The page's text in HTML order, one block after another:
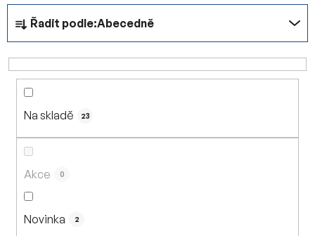
Ř
z
e
n
Řadit podle:Abecedně
Na skladě 23
Akce 0
Novinka 2